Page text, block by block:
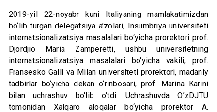
2019-yil 22-noyabr kuni Italiyaning mamlakatimizdan
bo‘lib turgan delegatsiya a’zolari, Insumbriya universiteti
internatsionalizatsiya masalalari bo‘yicha prorektori prof.
Djordjio Maria Zamperetti, ushbu universitetning
internatsionalizatsiya masalalari bo‘yicha vakili, prof.
Fransesko Galli va Milan universiteti prorektori, madaniy
tadbirlar bo‘yicha dekan o‘rinbosari, prof. Marina Karini
bilan uchrashuv bo‘lib o‘tdi. Uchrashuvda O’zDJTU
tomonidan Xalqaro aloqalar bo‘yicha prorektor A.